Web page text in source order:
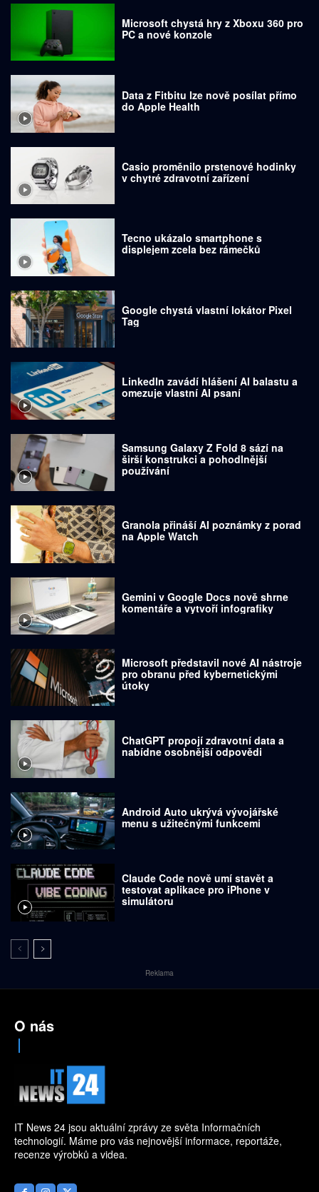
Microsoft chystá hry z Xboxu 360 pro
PC a nové konzole
Data z Fitbitu lze nově posílat přímo
do Apple Health
Casio proměnilo prstenové hodinky
v chytré zdravotní zařízení
Tecno ukázalo smartphone s
displejem zcela bez rámečků
Google chystá vlastní lokátor Pixel
Tag
LinkedIn zavádí hlášení AI balastu a
omezuje vlastní AI psaní
Samsung Galaxy Z Fold 8 sází na
širší konstrukci a pohodlnější
používání
Granola přináší AI poznámky z porad
na Apple Watch
Gemini v Google Docs nově shrne
komentáře a vytvoří infografiky
Microsoft představil nové AI nástroje
pro obranu před kybernetickými
útoky
ChatGPT propojí zdravotní data a
nabídne osobnější odpovědi
Android Auto ukrývá vývojářské
menu s užitečnými funkcemi
Claude Code nově umí stavět a
testovat aplikace pro iPhone v
simulátoru
Reklama
O nás
IT News 24 jsou aktuální zprávy ze světa Informačních
technologií. Máme pro vás nejnovější informace, reportáže,
recenze výrobků a videa.